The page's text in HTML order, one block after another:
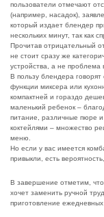
пользователи отмечают
(например, насадок),
который издает блендер
нескольких минут, так как
Прочитав отрицательный
не стоит сразу же
устройства, а не
В пользу блендера говорят
функции миксера или
компактней и гораздо
маленький ребенок –
питание, различные пюре
коктейлями – множество
меню.
Но если у вас имеется
привыкли, есть
В завершение отметим,
хочет заменить ручной
приготовление